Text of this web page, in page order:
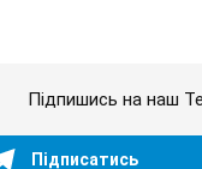
Підпишись на наш
Підписатись